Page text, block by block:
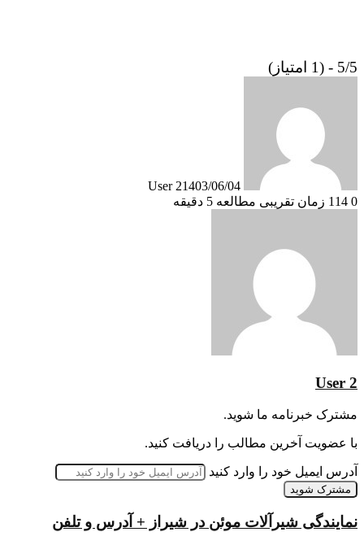
5/5 - (1 امتیاز)
User 21403/06/04
0
زمان تقریبی مطالعه 5 دقیقه
User 2
مشترک خبرنامه ما شوید.
با عضویت آخرین مطالب را دریافت کنید.
آدرس ایمیل خود را وارد کنید
نمایندگی شیرآلات موئن در شیراز + آدرس و تلفن